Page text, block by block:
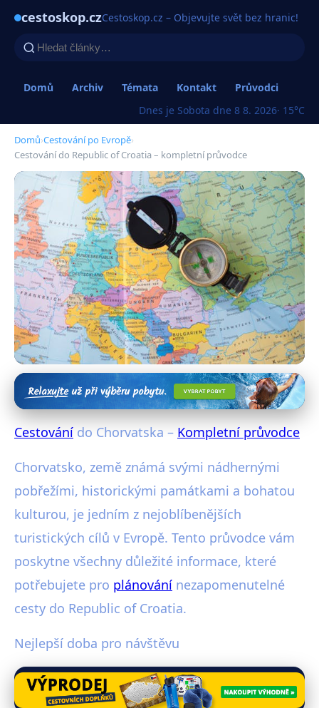
cestoskop.czCestoskop.cz – Objevujte svět bez hranic!
Domů Archiv Témata Kontakt
Průvodci
Dnes je Sobota dne 8 8. 2026· 15°C
Domů›Cestování po Evropě›
Cestování do Republic of Croatia – kompletní průvodce
Cestování po Evropě
Cestování do Republic of Croatia
· 3 min čtení · Autor: Radim Vávra
Cestování do Chorvatska – Kompletní průvodce
Chorvatsko, země známá svými nádhernými
pobřežími, historickými památkami a bohatou
kulturou, je jedním z nejoblíbenějších
turistických cílů v Evropě. Tento průvodce vám
poskytne všechny důležité informace, které
potřebujete pro plánování nezapomenutelné
cesty do Republic of Croatia.
Nejlepší doba pro návštěvu